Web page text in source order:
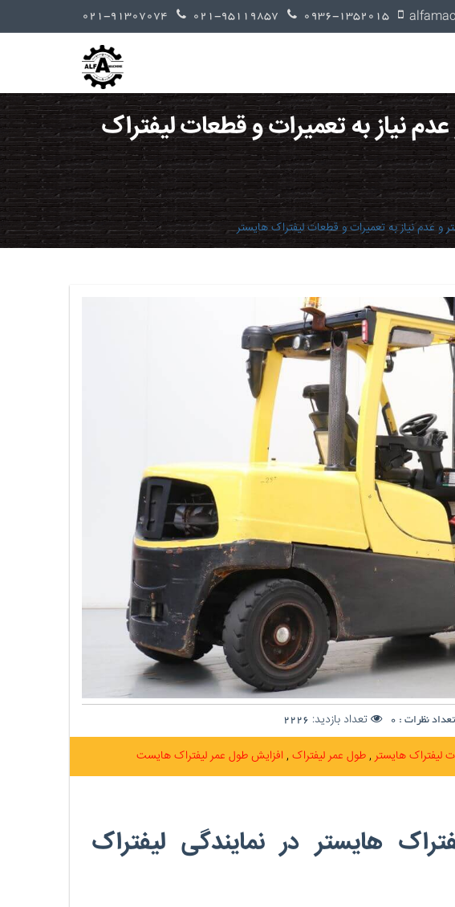
نیاز به تعمیرات و قطعات لیفتراک
و عدم نیاز به تعمیرات و قطعات لیفتراک هایستر
تعداد نظرات : 0 تعداد بازدید: 2226
لیفتراک هایستر طول عمر لیفتراک افزایش طول عمر لیفتراک هایست
هایستر در نمایندگی لیفتراک